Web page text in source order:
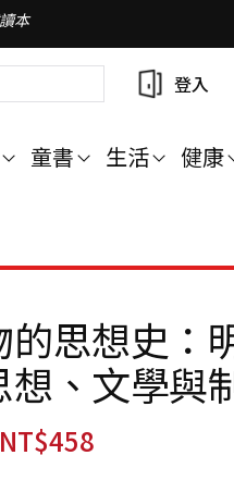
本
登入
童書 生活 健康
的思想史：
想、文學與
NT$458